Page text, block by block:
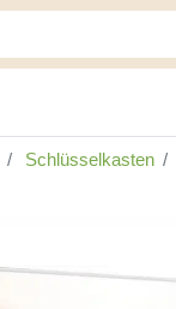
Schlüsselkasten